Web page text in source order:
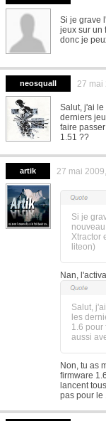
Si je grave
jeux sur un
donc je
neosquall 27 mai
Salut, j'ai
derniers
faire
1.51 ??
artik 27 mai
Si je
Xtractor
liteon)
Nan,
Salut,
les
1.6 pour
aussi
Non, tu as
firmware
lancent
pas pour le